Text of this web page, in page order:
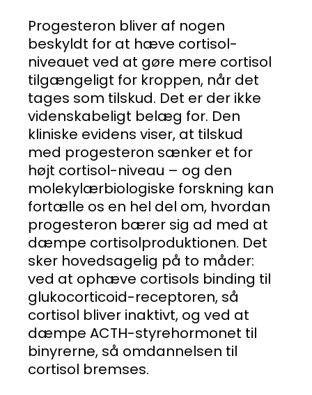
Progesteron bliver af nogen
beskyldt for at hæve cortisol-
niveauet ved at gøre mere cortisol
tilgængeligt for kroppen, når det
tages som tilskud. Det er der ikke
videnskabeligt belæg for. Den
kliniske evidens viser, at tilskud
med progesteron sænker et for
højt cortisol-niveau – og den
molekylærbiologiske forskning kan
fortælle os en hel del om, hvordan
progesteron bærer sig ad med at
dæmpe cortisolproduktionen. Det
sker hovedsagelig på to måder:
ved at ophæve cortisols binding til
glukocorticoid-receptoren, så
cortisol bliver inaktivt, og ved at
dæmpe ACTH-styrehormonet til
binyrerne, så omdannelsen til
cortisol bremses.